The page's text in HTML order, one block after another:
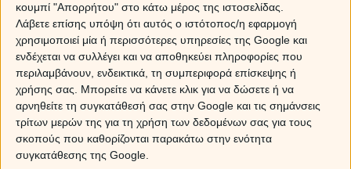
κουμπί "Απορρήτου" στο κάτω μέρος της ιστοσελίδας.
Λάβετε επίσης υπόψη ότι αυτός ο ιστότοπος/η εφαρμογή
χρησιμοποιεί μία ή περισσότερες υπηρεσίες της Google και
ενδέχεται να συλλέγει και να αποθηκεύει πληροφορίες που
περιλαμβάνουν, ενδεικτικά, τη συμπεριφορά επίσκεψης ή
χρήσης σας. Μπορείτε να κάνετε κλικ για να δώσετε ή να
αρνηθείτε τη συγκατάθεσή σας στην Google και τις σημάνσεις
τρίτων μερών της για τη χρήση των δεδομένων σας για τους
σκοπούς που καθορίζονται παρακάτω στην ενότητα
συγκατάθεσης της Google.